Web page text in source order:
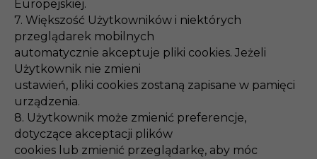
Europejskiej.
7. Większość Użytkowników i niektórych
przeglądarek mobilnych
automatycznie akceptuje pliki cookies. Jeżeli
Użytkownik nie zmieni
ustawień, pliki cookies zostaną zapisane w pamięci
urządzenia.
8. Użytkownik może zmienić preferencje,
dotyczące akceptacji plików
cookies lub zmienić przeglądarkę, aby móc